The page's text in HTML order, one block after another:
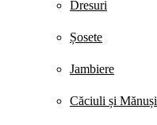
Dresuri
Șosete
Jambiere
Căciuli și Mănuși